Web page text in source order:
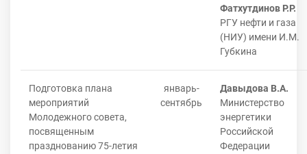
Фатхутдинов Р.Р.
РГУ нефти и газа
(НИУ) имени И.М.
Губкина
Подготовка плана
мероприятий
Молодежного совета,
посвященным
празднованию 75-летия
январь-
сентябрь
Давыдова В.А.
Министерство
энергетики
Российской
Федерации